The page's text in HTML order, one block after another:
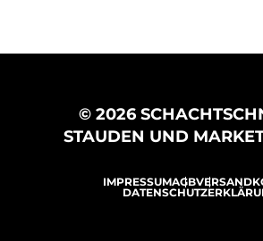
© 2026
STAUDEN UND
IMPRESSUMAGB